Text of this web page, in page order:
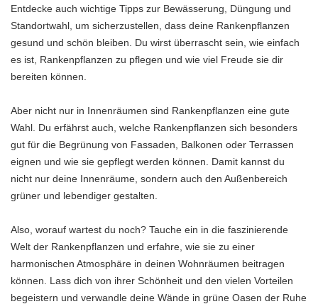
Entdecke auch wichtige Tipps zur Bewässerung, Düngung und
Standortwahl, um sicherzustellen, dass deine Rankenpflanzen
gesund und schön bleiben. Du wirst überrascht sein, wie einfach
es ist, Rankenpflanzen zu pflegen und wie viel Freude sie dir
bereiten können.
Aber nicht nur in Innenräumen sind Rankenpflanzen eine gute
Wahl. Du erfährst auch, welche Rankenpflanzen sich besonders
gut für die Begrünung von Fassaden, Balkonen oder Terrassen
eignen und wie sie gepflegt werden können. Damit kannst du
nicht nur deine Innenräume, sondern auch den Außenbereich
grüner und lebendiger gestalten.
Also, worauf wartest du noch? Tauche ein in die faszinierende
Welt der Rankenpflanzen und erfahre, wie sie zu einer
harmonischen Atmosphäre in deinen Wohnräumen beitragen
können. Lass dich von ihrer Schönheit und den vielen Vorteilen
begeistern und verwandle deine Wände in grüne Oasen der Ruhe